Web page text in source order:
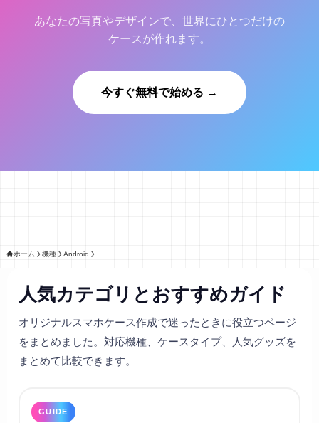
あなたの写真やデザインで、世界にひとつだけの
ケースが作れます。
今すぐ無料で始める →
ホーム 機種 Android
人気カテゴリとおすすめガイド
オリジナルスマホケース作成で迷ったときに役立つページ
をまとめました。対応機種、ケースタイプ、人気グッズを
まとめて比較できます。
GUIDE